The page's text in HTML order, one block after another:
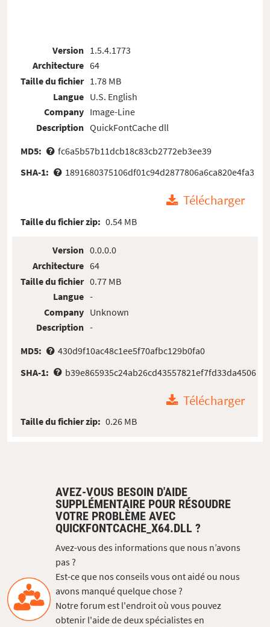
Version
Architecture
Taille du fichier
Langue
Company
Description
1.5.4.1773
64
1.78 MB
U.S. English
Image-Line
QuickFontCache dll
MD5:
fc6a5b57b11dcb18c83cb2772eb3ee39
SHA-1:
1891680375106df01c94d2877806a6ca820e4fa3
Télécharger
Taille du fichier zip: 0.54 MB
Version
Architecture
Taille du fichier
Langue
Company
Description
0.0.0.0
64
0.77 MB
-
Unknown
-
MD5:
430d9f10ac48c1ee5f70afbc129b0fa0
SHA-1:
b39e865935c24ab26cd43557821ef7fd33da4506
Télécharger
Taille du fichier zip: 0.26 MB
AVEZ-VOUS BESOIN D'AIDE
SUPPLÉMENTAIRE POUR RÉSOUDRE
VOTRE PROBLÈME AVEC
QUICKFONTCACHE_X64.DLL ?
Avez-vous des informations que nous n’avons
pas ?
Est-ce que nos conseils vous ont aidé ou nous
avons manqué quelque chose ?
Notre forum est l'endroit où vous pouvez
obtenir l'aide de deux spécialistes en